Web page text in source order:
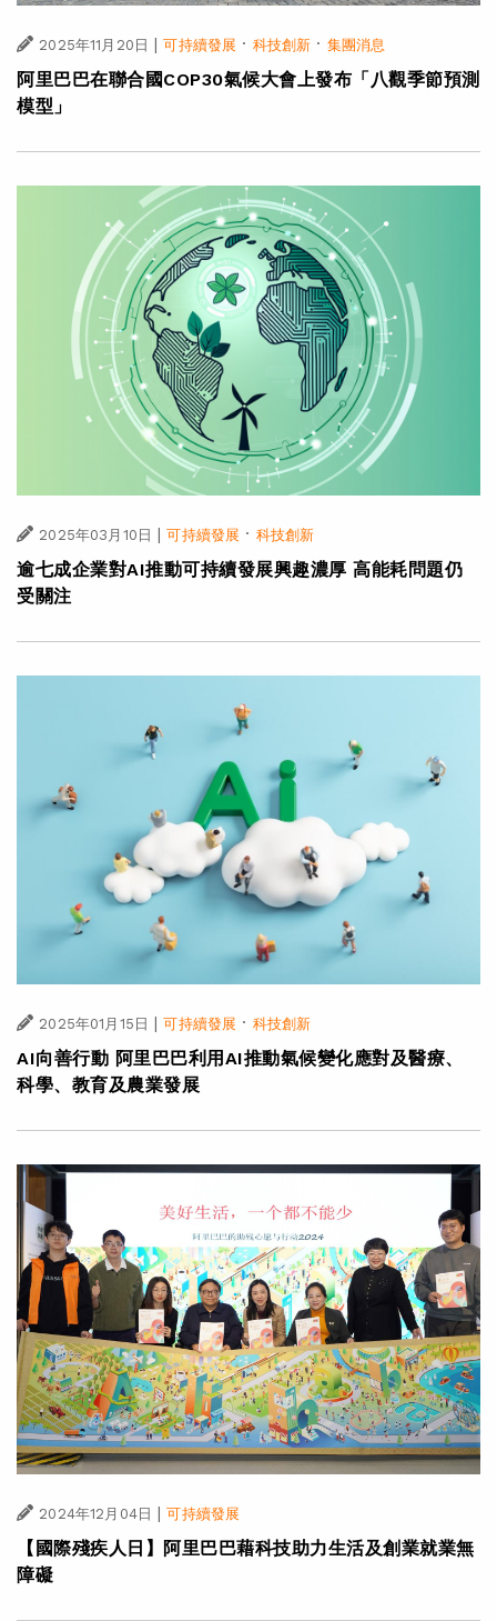
2025年11月20日 | 可持續發展 · 科技創新 · 集團消息
阿里巴巴在聯合國COP30氣候大會上發布「八觀季節預測
模型」
2025年03月10日 | 可持續發展 · 科技創新
逾七成企業對AI推動可持續發展興趣濃厚 高能耗問題仍
受關注
2025年01月15日 可持續發展 · 科技創新
AI向善行動 阿里巴巴利用AI推動氣候變化應對及醫療、
科學、教育及農業發展
2024年12月04日 | 可持續發展
【國際殘疾人日】阿里巴巴藉科技助力生活及創業就業無
障礙